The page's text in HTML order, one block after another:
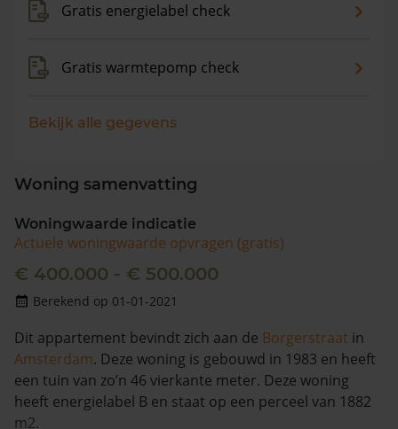
Gratis energielabel check
Gratis warmtepomp check
Bekijk alle gegevens
Woning samenvatting
Woningwaarde indicatie
Actuele woningwaarde opvragen (gratis)
€ 400.000 - € 500.000
Berekend op 01-01-2021
Dit appartement bevindt zich aan de Borgerstraat in
Amsterdam. Deze woning is gebouwd in 1983 en heeft
een tuin van zo’n 46 vierkante meter. Deze woning
heeft energielabel B en staat op een perceel van 1882
m2.